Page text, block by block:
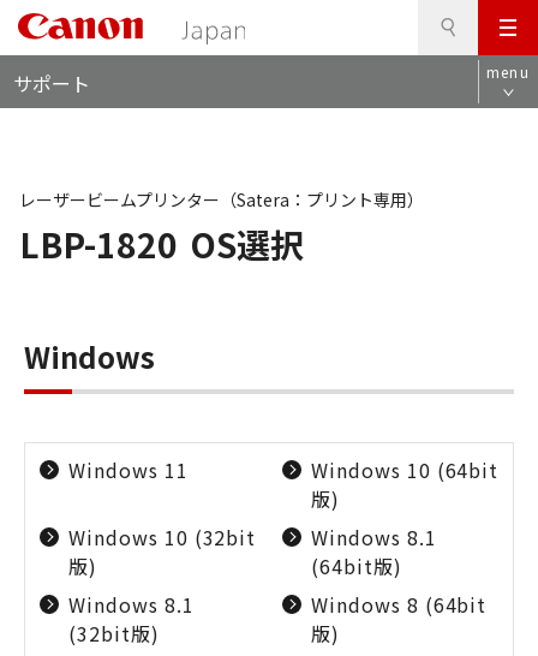
メ
ニ
ュ
サポート menu
LBP-1820 OS選択
レーザービームプリンター（Satera：プリント専用）
Windows
Windows 11
Windows 10 (64bit
版)
Windows 10 (32bit
版)
Windows 8.1
(64bit版)
Windows 8.1
(32bit版)
Windows 8 (64bit
版)